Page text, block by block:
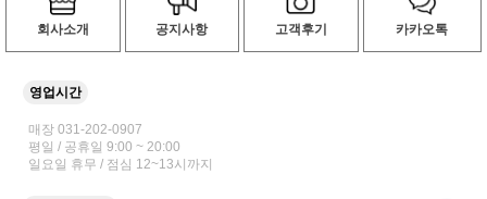
회사소개 공지사항 고객후기 카카오톡
영업시간
매장 031-202-0907
평일 / 공휴일 9:00 ~ 20:00
일요일 휴무 / 점심 12~13시까지